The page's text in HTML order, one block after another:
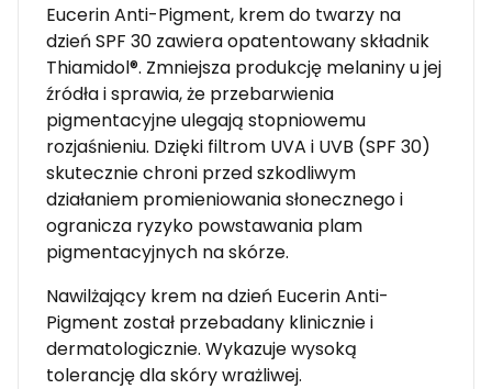
Eucerin Anti-Pigment, krem do twarzy na
dzień SPF 30 zawiera opatentowany składnik
Thiamidol®. Zmniejsza produkcję melaniny u jej
źródła i sprawia, że przebarwienia
pigmentacyjne ulegają stopniowemu
rozjaśnieniu. Dzięki filtrom UVA i UVB (SPF 30)
skutecznie chroni przed szkodliwym
działaniem promieniowania słonecznego i
ogranicza ryzyko powstawania plam
pigmentacyjnych na skórze.
Nawilżający krem ​​na dzień Eucerin Anti-
Pigment został przebadany klinicznie i
dermatologicznie. Wykazuje wysoką
tolerancję dla skóry wrażliwej.